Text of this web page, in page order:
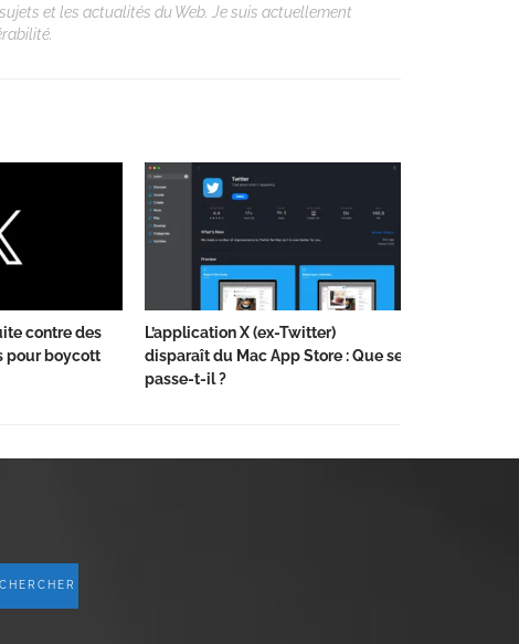
et les actualités du Web. Je suis actuellement
contre des
pour boycott
L’application X (ex-Twitter)
disparaît du Mac App Store : Que se
passe-t-il ?